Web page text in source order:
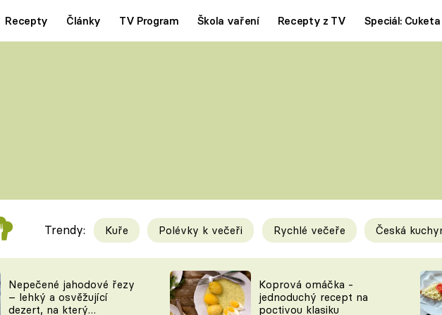
Recepty Články TV Program Škola vaření Recepty z TV Speciál: Cuketa
Videorecepty
TEĎ VAŘÍ ŠÉF!
Tipy a triky
KAM ZA JÍDLEM
Trendy: Kuře Polévky k večeři Rychlé večeře Česká
Nepečené jahodové řezy
– lehký a osvěžující
dezert, na který
Koprová omáčka -
jednoduchý recept na
poctivou klasiku